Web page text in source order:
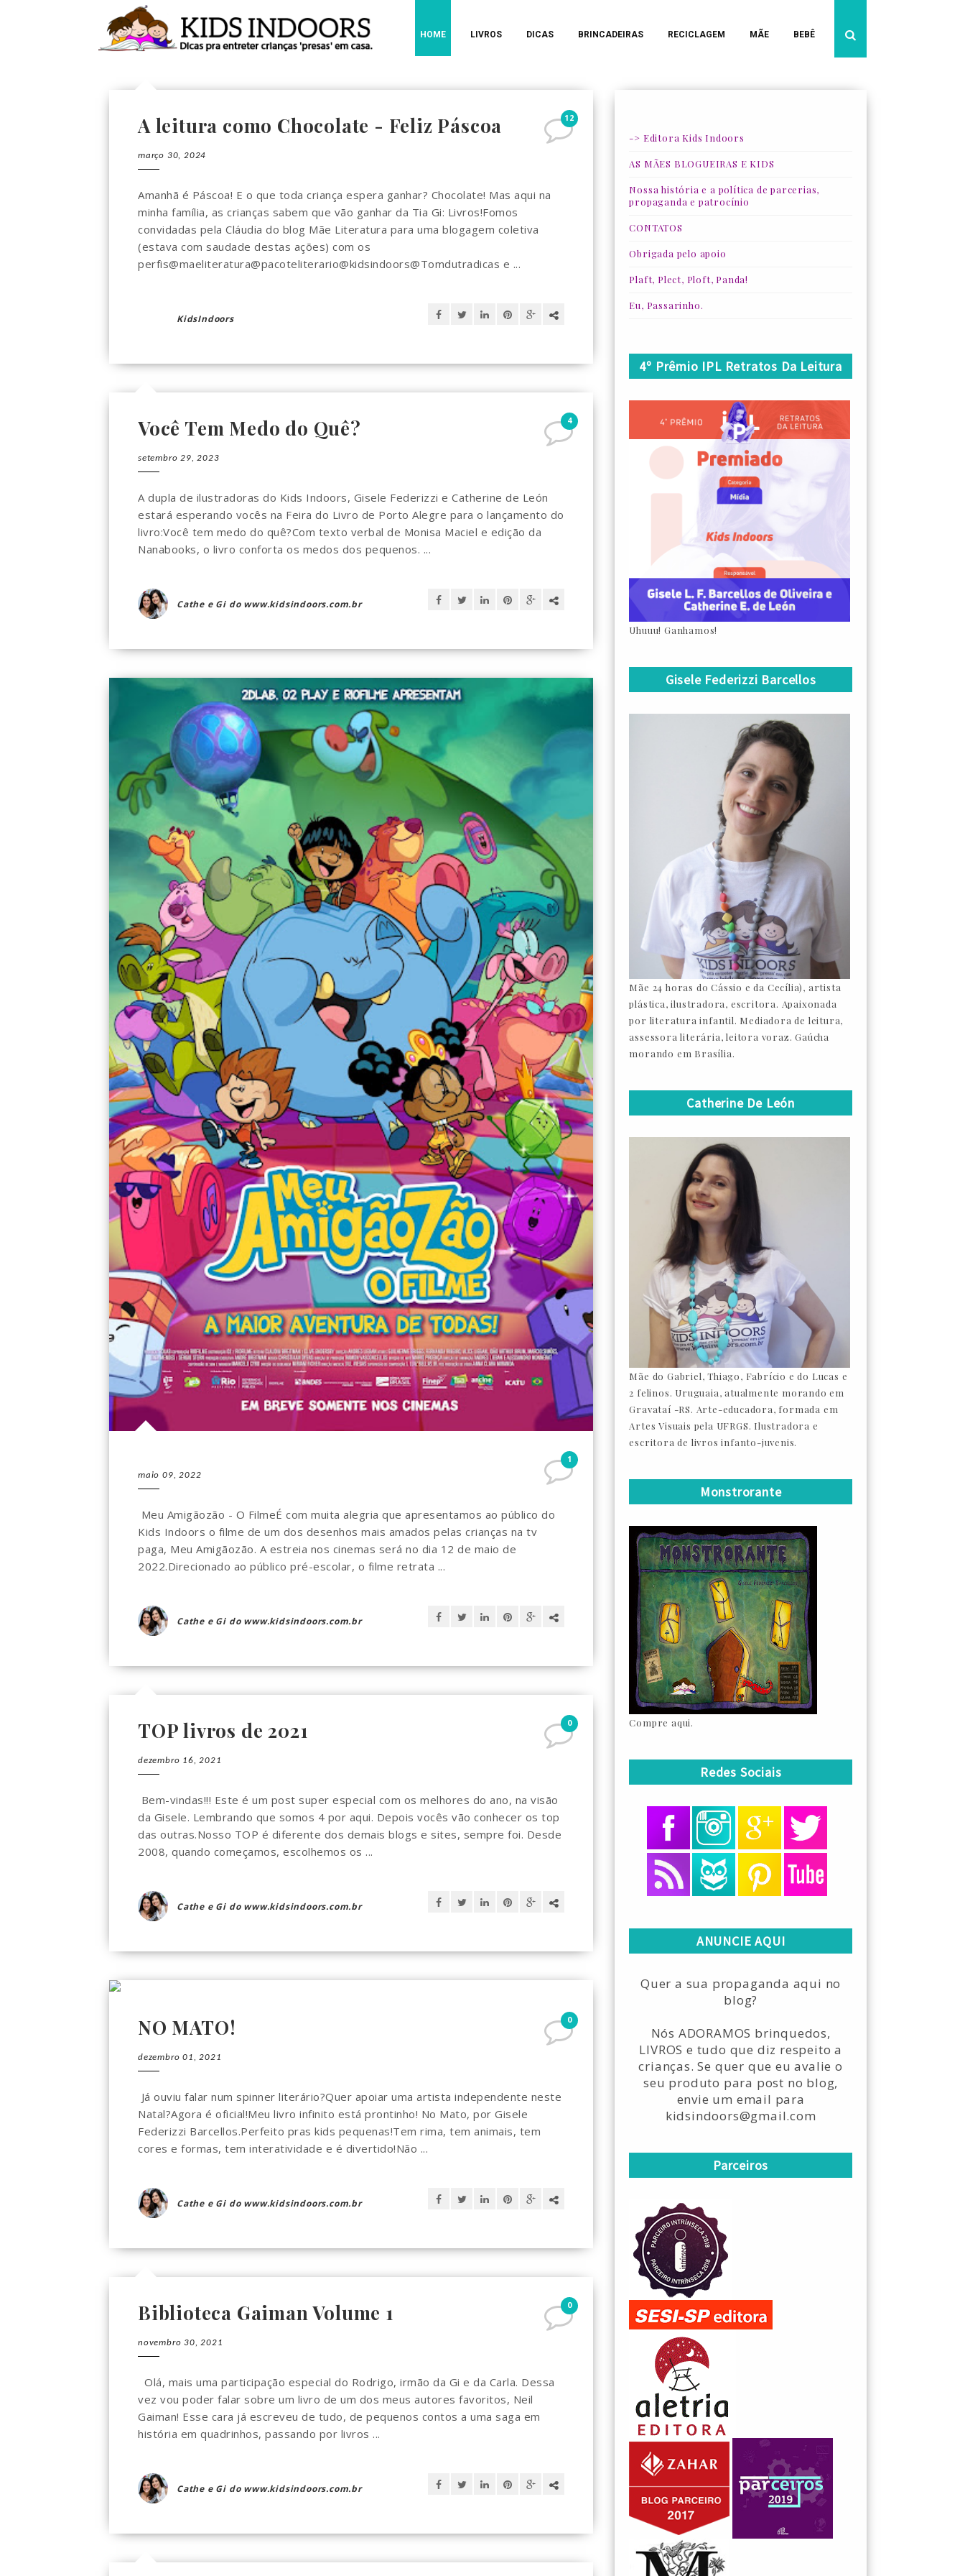
HOME LIVROS DICAS BRINCADEIRAS RECICLAGEM MÃE BEBÊ
12
A leitura como Chocolate - Feliz Páscoa
março 30, 2024
Amanhã é Páscoa! E o que toda criança espera ganhar? Chocolate! Mas aqui na
minha família, as crianças sabem que vão ganhar da Tia Gi: Livros!Fomos
convidadas pela Cláudia do blog Mãe Literatura para uma blogagem coletiva
(estava com saudade destas ações) com os
perfis@maeliteratura@pacoteliterario@kidsindoors@Tomdutradicas e ...
KidsIndoors
4
Você Tem Medo do Quê?
setembro 29, 2023
A dupla de ilustradoras do Kids Indoors, Gisele Federizzi e Catherine de León
estará esperando vocês na Feira do Livro de Porto Alegre para o lançamento do
livro:Você tem medo do quê?Com texto verbal de Monisa Maciel e edição da
Nanabooks, o livro conforta os medos dos pequenos. ...
Cathe e Gi do www.kidsindoors.com.br
1
maio 09, 2022
Meu Amigãozão - O FilmeÉ com muita alegria que apresentamos ao público do
Kids Indoors o filme de um dos desenhos mais amados pelas crianças na tv
paga, Meu Amigãozão. A estreia nos cinemas será no dia 12 de maio de
2022.Direcionado ao público pré-escolar, o filme retrata ...
Cathe e Gi do www.kidsindoors.com.br
0
TOP livros de 2021
dezembro 16, 2021
Bem-vindas!!! Este é um post super especial com os melhores do ano, na visão
da Gisele. Lembrando que somos 4 por aqui. Depois vocês vão conhecer os top
das outras.Nosso TOP é diferente dos demais blogs e sites, sempre foi. Desde
2008, quando começamos, escolhemos os ...
Cathe e Gi do www.kidsindoors.com.br
0
NO MATO!
dezembro 01, 2021
Já ouviu falar num spinner literário?Quer apoiar uma artista independente neste
Natal?Agora é oficial!Meu livro infinito está prontinho! No Mato, por Gisele
Federizzi Barcellos.Perfeito pras kids pequenas!Tem rima, tem animais, tem
cores e formas, tem interatividade e é divertido!Não ...
Cathe e Gi do www.kidsindoors.com.br
0
Biblioteca Gaiman Volume 1
novembro 30, 2021
Olá, mais uma participação especial do Rodrigo, irmão da Gi e da Carla. Dessa
vez vou poder falar sobre um livro de um dos meus autores favoritos, Neil
Gaiman! Esse cara já escreveu de tudo, de pequenos contos a uma saga em
história em quadrinhos, passando por livros ...
Cathe e Gi do www.kidsindoors.com.br
-> Editora Kids Indoors
AS MÃES BLOGUEIRAS E KIDS
Nossa história e a política de parcerias,
propaganda e patrocínio
CONTATOS
Obrigada pelo apoio
Plaft, Plect, Ploft, Panda!
Eu, Passarinho.
4º Prêmio IPL Retratos Da Leitura
Uhuuu! Ganhamos!
Gisele Federizzi Barcellos
Mãe 24 horas do Cássio e da Cecília), artista
plástica, ilustradora, escritora. Apaixonada
por literatura infantil. Mediadora de leitura,
assessora literária, leitora voraz. Gaúcha
morando em Brasília.
Catherine De León
Mãe do Gabriel, Thiago, Fabrício e do Lucas e
2 felinos. Uruguaia, atualmente morando em
Gravataí -RS. Arte-educadora, formada em
Artes Visuais pela UFRGS. Ilustradora e
escritora de livros infanto-juvenis.
Monstrorante
Compre aqui.
Redes Sociais
ANUNCIE AQUI
Quer a sua propaganda aqui no
blog?
Nós ADORAMOS brinquedos,
LIVROS e tudo que diz respeito a
crianças. Se quer que eu avalie o
seu produto para post no blog,
envie um email para
kidsindoors@gmail.com
Parceiros